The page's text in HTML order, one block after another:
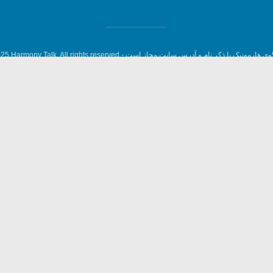
هارمونیک با ذکر نام و آدرس سایت مجاز است -Harmony Talk, All rights reserved.